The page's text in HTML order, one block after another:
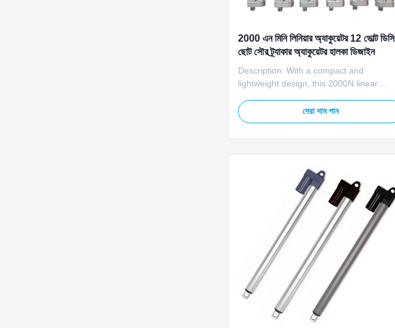
2000 এন মিনি লিনিয়ার অ্যাকুয়েটর 12 ভোল্ট ডিসি
ছোট সৌর ট্র্যাকার অ্যাকুয়েটর হালকা ডিজাইন
Description: With a compact and
lightweight design, this 2000N linear
rooftop solar systems and portable solar
generators. It saves installation space
সেরা দাম পান